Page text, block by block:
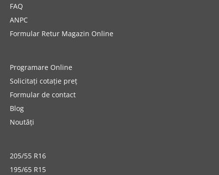
FAQ
ANPC
Formular Retur Magazin Online
Programare Online
Solicitați cotație preț
Formular de contact
Blog
Noutăți
205/55 R16
195/65 R15